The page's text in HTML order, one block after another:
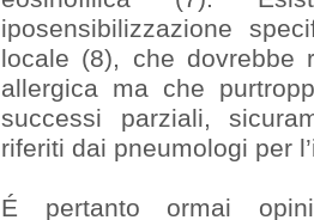
iposensibilizzazione
locale (8), che dovrebbe
allergica ma che
successi parziali,
riferiti dai pneumologi per
É pertanto ormai